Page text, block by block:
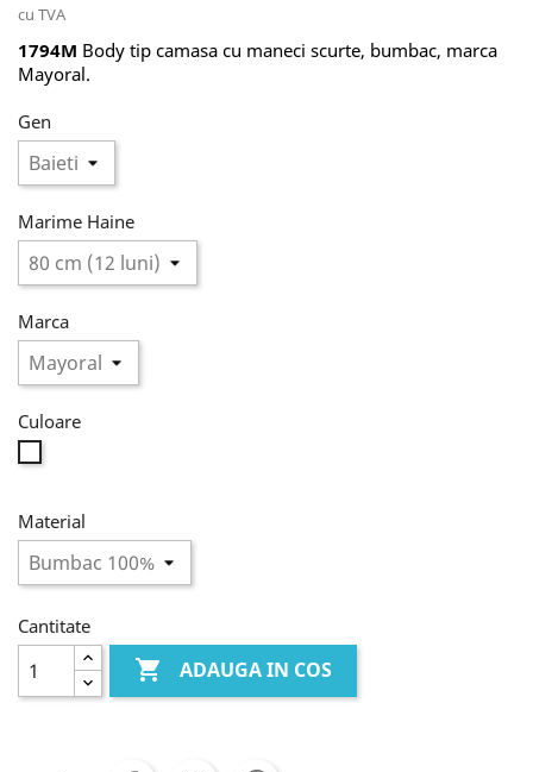
cu TVA
1794M Body tip camasa cu maneci scurte, bumbac, marca
Mayoral.
Gen
Marime Haine
Marca
Culoare
Material
Cantitate
 ADAUGA IN COS